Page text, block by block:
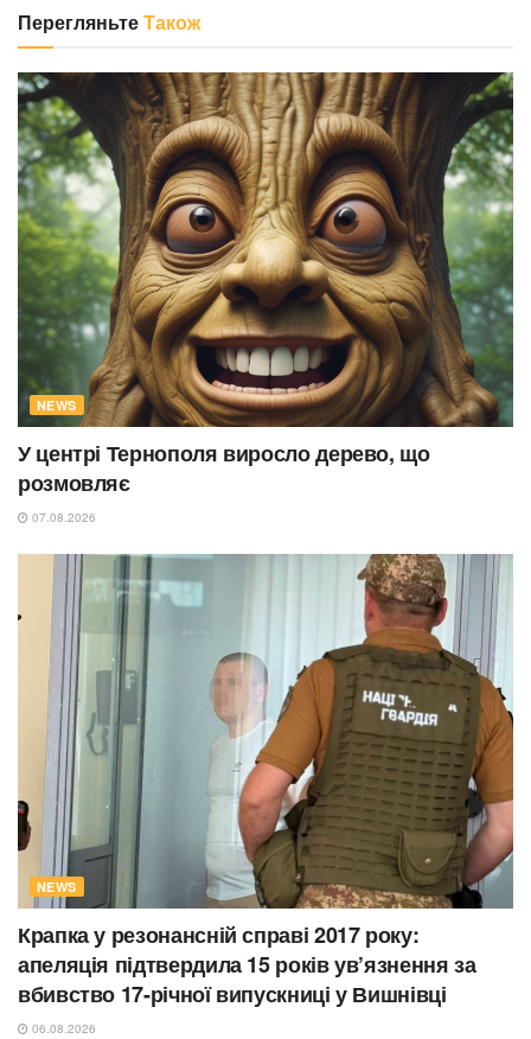
ПерегляньтеТакож
NEWS
У центрі Тернополя виросло дерево, що
розмовляє
07.08.2026
NEWS
Крапка у резонансній справі 2017 року:
апеляція підтвердила 15 років ув’язнення за
вбивство 17-річної випускниці у Вишнівці
06.08.2026